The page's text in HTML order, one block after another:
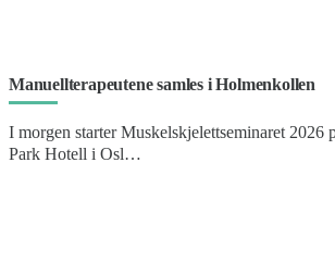
Manuellterapeutene samles i Holmenkollen
I morgen starter Muskelskjelettseminaret 2026
Park Hotell i Osl…